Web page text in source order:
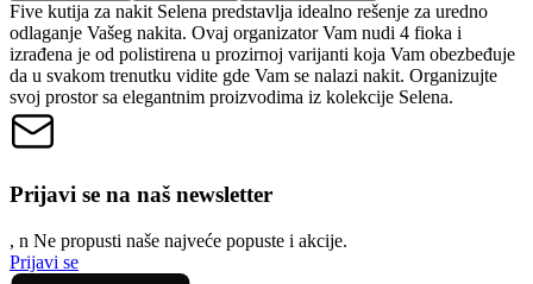
Five kutija za nakit Selena predstavlja idealno rešenje za uredno
odlaganje Vašeg nakita. Ovaj organizator Vam nudi 4 fioka i
izrađena je od polistirena u prozirnoj varijanti koja Vam obezbeđuje
da u svakom trenutku vidite gde Vam se nalazi nakit. Organizujte
svoj prostor sa elegantnim proizvodima iz kolekcije Selena.
Prijavi se na naš newsletter
, n Ne propusti naše najveće popuste i akcije.
Prijavi se